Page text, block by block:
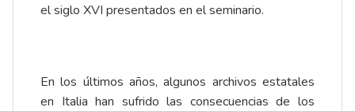
el siglo XVI presentados en el seminario.
En los últimos años, algunos archivos estatales
en Italia han sufrido las consecuencias de los